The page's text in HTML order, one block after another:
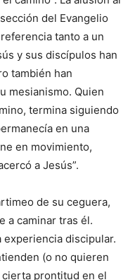
del Evange­lio
tanto a un
y sus discípulos han
también han
mesianismo. Quien
termina siguiendo
en una
en movimiento,
a Jesús”.
de su ceguera,
a caminar tras él.
experiencia discipular.
(o no quieren
prontitud en el